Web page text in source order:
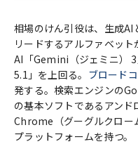
相場のけん引役は、生成
リードするアルファベッ
AI「Gemini（ジェミニ）
5.1」を上回る。 ブロード
発する。検索エンジンの
の基本ソフトであるアン
Chrome（グーグルクロー
プラットフォームを持つ。